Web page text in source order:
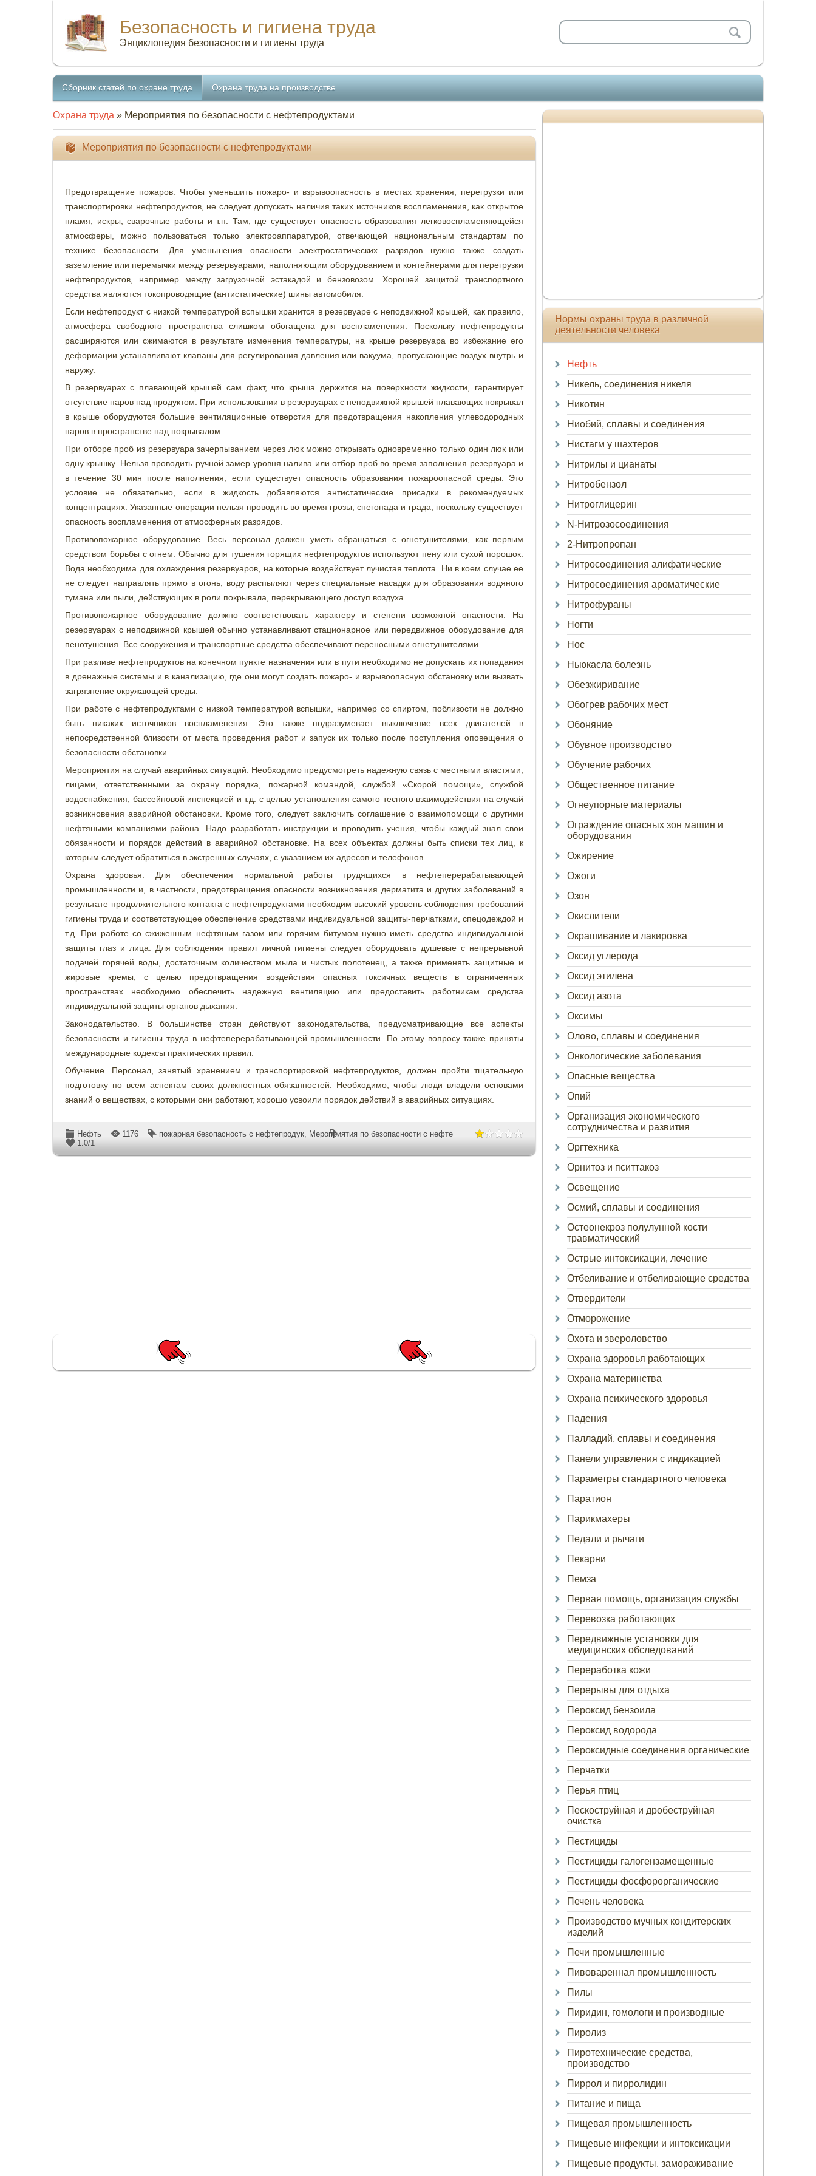
Безопасность и гигиена труда
Энциклопедия безопасности и гигиены труда
Сборник статей по охране труда Охрана труда на производстве
Охрана труда » Мероприятия по безопасности с нефтепродуктами
Мероприятия по безопасности с нефтепродуктами
Предотвращение пожаров. Чтобы уменьшить пожаро- и взрывоопасность в местах хранения, перегрузки или
транспортировки нефтепродуктов, не следует допускать наличия таких источников воспламенения, как открытое
пламя, искры, сварочные работы и т.п. Там, где существует опасность образования легковоспламеняющейся
атмосферы, можно пользоваться только электроаппаратурой, отвечающей национальным стандартам по
технике безопасности. Для уменьшения опасности электростатических разрядов нужно также создать
заземление или перемычки между резервуарами, наполняющим оборудованием и контейнерами для перегрузки
нефтепродуктов, например между загрузочной эстакадой и бензовозом. Хорошей защитой транспортного
средства являются токопроводящие (антистатические) шины автомобиля.
Если нефтепродукт с низкой температурой вспышки хранится в резервуаре с неподвижной крышей, как правило,
атмосфера свободного пространства слишком обогащена для воспламенения. Поскольку нефтепродукты
расширяются или сжимаются в результате изменения температуры, на крыше резервуара во избежание его
деформации устанавливают клапаны для регулирования давления или вакуума, пропускающие воздух внутрь и
наружу.
В резервуарах с плавающей крышей сам факт, что крыша держится на поверхности жидкости, гарантирует
отсутствие паров над продуктом. При использовании в резервуарах с неподвижной крышей плавающих покрывал
в крыше оборудуются большие вентиляционные отверстия для предотвращения накопления углеводородных
паров в пространстве над покрывалом.
При отборе проб из резервуара зачерпыванием через люк можно открывать одновременно только один люк или
одну крышку. Нельзя проводить ручной замер уровня налива или отбор проб во время заполнения резервуара и
в течение 30 мин после наполнения, если существует опасность образования пожароопасной среды. Это
условие не обязательно, если в жидкость добавляются антистатические присадки в рекомендуемых
концентрациях. Указанные операции нельзя проводить во время грозы, снегопада и града, поскольку существует
опасность воспламенения от атмосферных разрядов.
Противопожарное оборудование. Весь персонал должен уметь обращаться с огнетушителями, как первым
средством борьбы с огнем. Обычно для тушения горящих нефтепродуктов используют пену или сухой порошок.
Вода необходима для охлаждения резервуаров, на которые воздействует лучистая теплота. Ни в коем случае ее
не следует направлять прямо в огонь; воду распыляют через специальные насадки для образования водяного
тумана или пыли, действующих в роли покрывала, перекрывающего доступ воздуха.
Противопожарное оборудование должно соответствовать характеру и степени возможной опасности. На
резервуарах с неподвижной крышей обычно устанавливают стационарное или передвижное оборудование для
пенотушения. Все сооружения и транспортные средства обеспечивают переносными огнетушителями.
При разливе нефтепродуктов на конечном пункте назначения или в пути необходимо не допускать их попадания
в дренажные системы и в канализацию, где они могут создать пожаро- и взрывоопасную обстановку или вызвать
загрязнение окружающей среды.
При работе с нефтепродуктами с низкой температурой вспышки, например со спиртом, поблизости не должно
быть никаких источников воспламенения. Это также подразумевает выключение всех двигателей в
непосредственной близости от места проведения работ и запуск их только после поступления оповещения о
безопасности обстановки.
Мероприятия на случай аварийных ситуаций. Необходимо предусмотреть надежную связь с местными властями,
лицами, ответственными за охрану порядка, пожарной командой, службой «Скорой помощи», службой
водоснабжения, бассейновой инспекцией и т.д. с целью установления самого тесного взаимодействия на случай
возникновения аварийной обстановки. Кроме того, следует заключить соглашение о взаимопомощи с другими
нефтяными компаниями района. Надо разработать инструкции и проводить учения, чтобы каждый знал свои
обязанности и порядок действий в аварийной обстановке. На всех объектах должны быть списки тех лиц, к
которым следует обратиться в экстренных случаях, с указанием их адресов и телефонов.
Охрана здоровья. Для обеспечения нормальной работы трудящихся в нефтеперерабатывающей
промышленности и, в частности, предотвращения опасности возникновения дерматита и других заболеваний в
результате продолжительного контакта с нефтепродуктами необходим высокий уровень соблюдения требований
гигиены труда и соответствующее обеспечение средствами индивидуальной защиты-перчатками, спецодеждой и
т.д. При работе со сжиженным нефтяным газом или горячим битумом нужно иметь средства индивидуальной
защиты глаз и лица. Для соблюдения правил личной гигиены следует оборудовать душевые с непрерывной
подачей горячей воды, достаточным количеством мыла и чистых полотенец, а также применять защитные и
жировые кремы, с целью предотвращения воздействия опасных токсичных веществ в ограниченных
пространствах необходимо обеспечить надежную вентиляцию или предоставить работникам средства
индивидуальной защиты органов дыхания.
Законодательство. В большинстве стран действуют законодательства, предусматривающие все аспекты
безопасности и гигиены труда в нефтеперерабатывающей промышленности. По этому вопросу также приняты
международные кодексы практических правил.
Обучение. Персонал, занятый хранением и транспортировкой нефтепродуктов, должен пройти тщательную
подготовку по всем аспектам своих должностных обязанностей. Необходимо, чтобы люди владели основами
знаний о веществах, с которыми они работают, хорошо усвоили порядок действий в аварийных ситуациях.
Нефть 1176 пожарная безопасность с нефтепродук, Мероприятия по безопасности с нефте
1.0/1
Нормы охраны труда в различной
деятельности человека
Нефть
Никель, соединения никеля
Никотин
Ниобий, сплавы и соединения
Нистагм у шахтеров
Нитрилы и цианаты
Нитробензол
Нитроглицерин
N-Нитрозосоединения
2-Нитропропан
Нитросоединения алифатические
Нитросоединения ароматические
Нитрофураны
Ногти
Нос
Ньюкасла болезнь
Обезжиривание
Обогрев рабочих мест
Обоняние
Обувное производство
Обучение рабочих
Общественное питание
Огнеупорные материалы
Ограждение опасных зон машин и
оборудования
Ожирение
Ожоги
Озон
Окислители
Окрашивание и лакировка
Оксид углерода
Оксид этилена
Оксид азота
Оксимы
Олово, сплавы и соединения
Онкологические заболевания
Опасные вещества
Опий
Организация экономического
сотрудничества и развития
Оргтехника
Орнитоз и пситтакоз
Освещение
Осмий, сплавы и соединения
Остеонекроз полулунной кости
травматический
Острые интоксикации, лечение
Отбеливание и отбеливающие средства
Отвердители
Отморожение
Охота и звероловство
Охрана здоровья работающих
Охрана материнства
Охрана психического здоровья
Падения
Палладий, сплавы и соединения
Панели управления с индикацией
Параметры стандартного человека
Паратион
Парикмахеры
Педали и рычаги
Пекарни
Пемза
Первая помощь, организация службы
Перевозка работающих
Передвижные установки для
медицинских обследований
Переработка кожи
Перерывы для отдыха
Пероксид бензоила
Пероксид водорода
Пероксидные соединения органические
Перчатки
Перья птиц
Пескоструйная и дробеструйная
очистка
Пестициды
Пестициды галогензамещенные
Пестициды фосфорорганические
Печень человека
Производство мучных кондитерских
изделий
Печи промышленные
Пивоваренная промышленность
Пилы
Пиридин, гомологи и производные
Пиролиз
Пиротехнические средства,
производство
Пиррол и пирролидин
Питание и пища
Пищевая промышленность
Пищевые инфекции и интоксикации
Пищевые продукты, замораживание